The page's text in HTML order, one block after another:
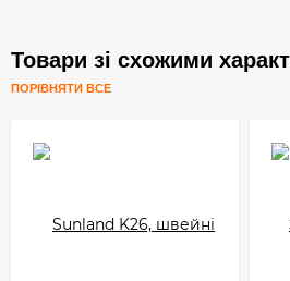
Товари зі схожими
ПОРІВНЯТИ ВСЕ